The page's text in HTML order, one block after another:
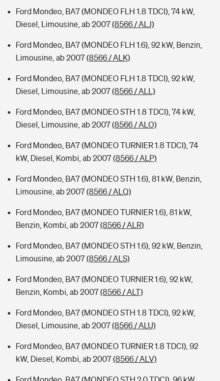
Ford Mondeo, BA7 (MONDEO FLH 1.8 TDCI), 74 kW,
Diesel, Limousine, ab 2007(8566 / ALJ)
Ford Mondeo, BA7 (MONDEO FLH 1.6), 92 kW, Benzin,
Limousine, ab 2007(8566 / ALK)
Ford Mondeo, BA7 (MONDEO FLH 1.8 TDCI), 92 kW,
Diesel, Limousine, ab 2007(8566 / ALL)
Ford Mondeo, BA7 (MONDEO STH 1.8 TDCI), 74 kW,
Diesel, Limousine, ab 2007(8566 / ALO)
Ford Mondeo, BA7 (MONDEO TURNIER 1.8 TDCI), 74
kW, Diesel, Kombi, ab 2007(8566 / ALP)
Ford Mondeo, BA7 (MONDEO STH 1.6), 81 kW, Benzin,
Limousine, ab 2007(8566 / ALQ)
Ford Mondeo, BA7 (MONDEO TURNIER 1.6), 81 kW,
Benzin, Kombi, ab 2007(8566 / ALR)
Ford Mondeo, BA7 (MONDEO STH 1.6), 92 kW, Benzin,
Limousine, ab 2007(8566 / ALS)
Ford Mondeo, BA7 (MONDEO TURNIER 1.6), 92 kW,
Benzin, Kombi, ab 2007(8566 / ALT)
Ford Mondeo, BA7 (MONDEO STH 1.8 TDCI), 92 kW,
Diesel, Limousine, ab 2007(8566 / ALU)
Ford Mondeo, BA7 (MONDEO TURNIER 1.8 TDCI), 92
kW, Diesel, Kombi, ab 2007(8566 / ALV)